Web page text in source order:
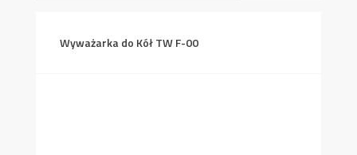
Wyważarka do Kół TW F-00